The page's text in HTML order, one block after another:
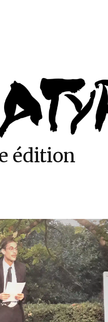
édition